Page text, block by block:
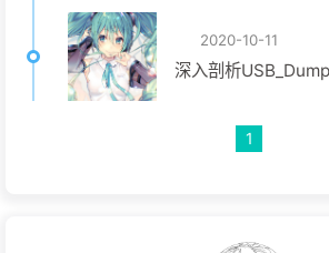
2020-10-11
深入剖析
1